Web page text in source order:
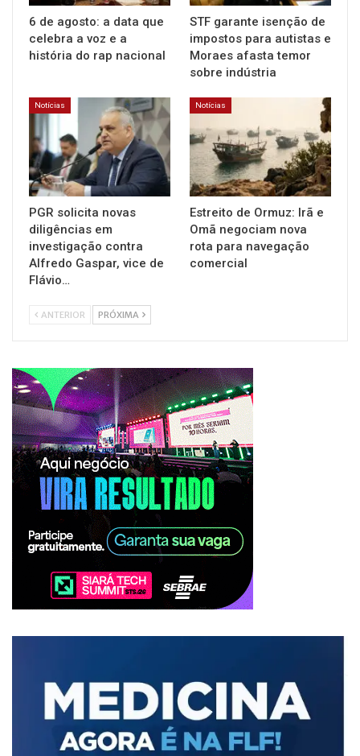
6 de agosto: a data que
celebra a voz e a
história do rap nacional
STF garante isenção de
impostos para autistas e
Moraes afasta temor
sobre indústria
Notícias
PGR solicita novas
diligências em
investigação contra
Alfredo Gaspar, vice de
Flávio…
Notícias
Estreito de Ormuz: Irã e
Omã negociam nova
rota para navegação
comercial
ANTERIOR PRÓXIMA